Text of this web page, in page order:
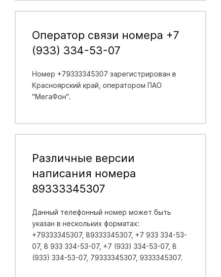
Оператор связи номера +7
(933) 334-53-07
Номер +79333345307 зарегистрирован в
Красноярский край , оператором ПАО
"МегаФон".
Различные версии
написания номера
89333345307
Данный телефонный номер может быть
указан в нескольких форматах:
+79333345307, 89333345307, +7 933 334-53-
07, 8 933 334-53-07, +7 (933) 334-53-07, 8
(933) 334-53-07, 79333345307, 9333345307.